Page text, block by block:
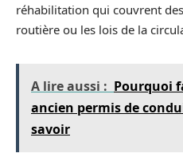
réhabilitation qui couvrent
routière ou les lois de la
A lire aussi : Pourquoi
ancien permis de
savoir